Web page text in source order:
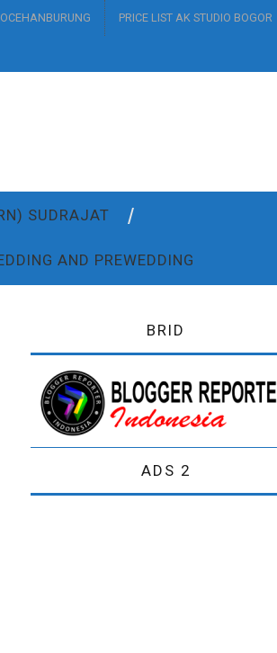
PRICE LIST AK STUDIO BOGOR
SUDRAJAT
AND PREWEDDING
BRID
ADS 2